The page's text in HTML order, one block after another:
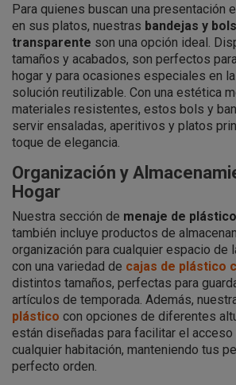
Para quienes buscan una presentación
en sus platos, nuestras bandejas y
transparente son una opción ideal.
tamaños y acabados, son perfectos
hogar y para ocasiones especiales en
solución reutilizable. Con una estética
materiales resistentes, estos bols y
servir ensaladas, aperitivos y platos
toque de elegancia.
Organización y
Hogar
Nuestra sección de menaje de
también incluye productos de
organización para cualquier espacio de
con una variedad de cajas de plástico
distintos tamaños, perfectas para
artículos de temporada. Además,
plástico con opciones de diferentes
están diseñadas para facilitar el acceso
cualquier habitación, manteniendo tus
perfecto orden.